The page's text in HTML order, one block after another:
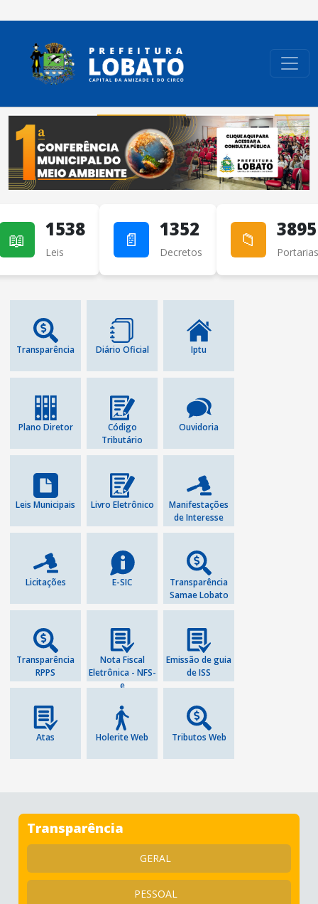
📖 1538
Leis
📄 1352
Decretos
📁 3895
Portarias
Transparência Diário Oficial Iptu
Plano Diretor
Código
Tributário
Ouvidoria
Leis Municipais Livro Eletrônico
Manifestações
de Interesse
Licitações E-SIC
Transparência
Samae Lobato
Transparência
RPPS
Nota Fiscal
Eletrônica - NFS-
e
Emissão de guia
de ISS
Atas Holerite Web Tributos Web
Transparência
GERAL
PESSOAL